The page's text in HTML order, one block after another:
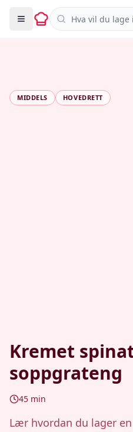
Søk i oppskrifter
MIDDELS HOVEDRETT
Kremet
soppgrateng
45 min
Lær hvordan du lager